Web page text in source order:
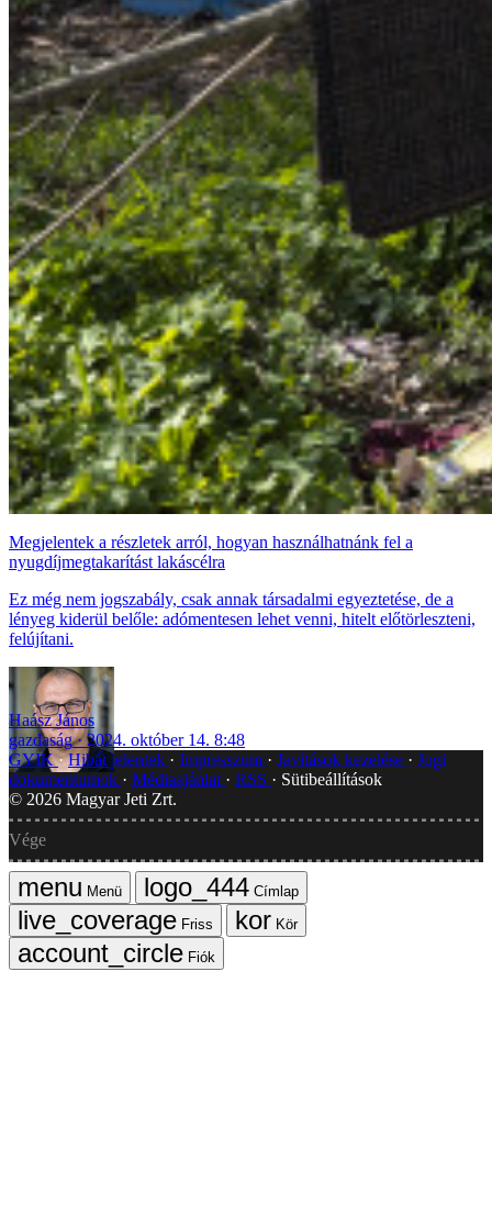
Megjelentek a részletek arról, hogyan használhatnánk fel a
nyugdíjmegtakarítást lakáscélra
Ez még nem jogszabály, csak annak társadalmi egyeztetése, de a
lényeg kiderül belőle: adómentesen lehet venni, hitelt előtörleszteni,
felújítani.
Haász János
gazdaság
2024. október 14. 8:48
GYIK Hibát jelentek Impresszum Javítások kezelése
Jogi
dokumentumok
Médiaajánlat RSS
Sütibeállítások
© 2026 Magyar Jeti Zrt.
Vége
Menü
Címlap
Friss
Kör
Fiók